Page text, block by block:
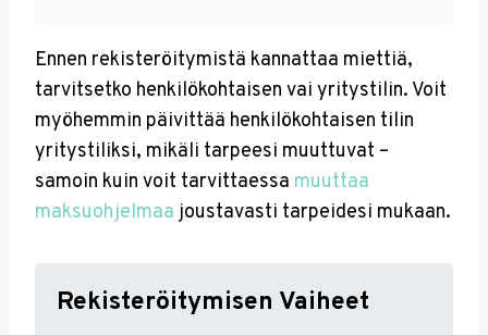
Ennen rekisteröitymistä kannattaa miettiä,
tarvitsetko henkilökohtaisen vai yritystilin. Voit
myöhemmin päivittää henkilökohtaisen tilin
yritystiliksi, mikäli tarpeesi muuttuvat –
samoin kuin voit tarvittaessa muuttaa
maksuohjelmaa joustavasti tarpeidesi mukaan.
Rekisteröitymisen Vaiheet